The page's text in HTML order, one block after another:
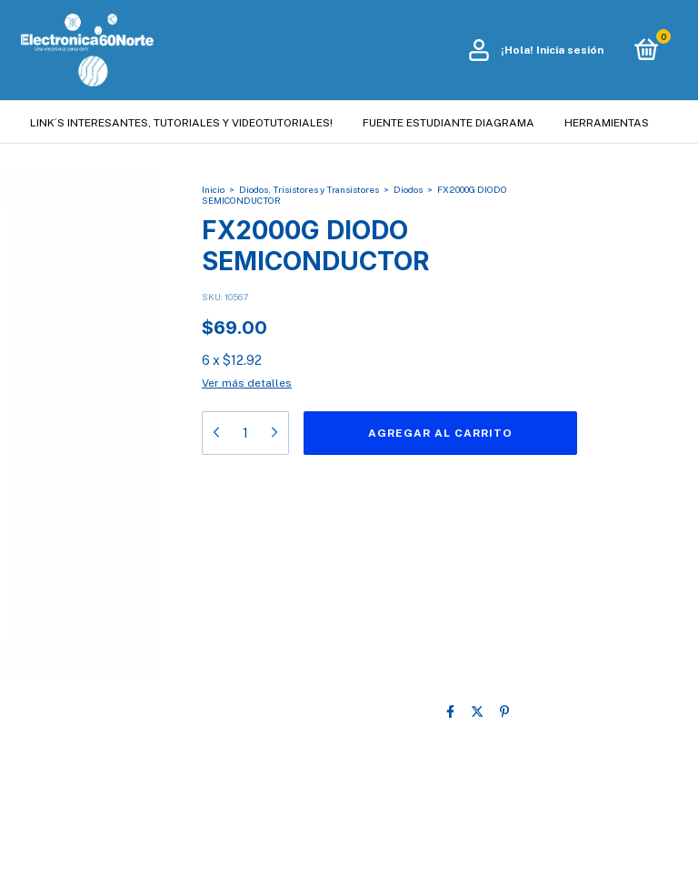
¡Hola! Inicia sesión
0
LINK´S INTERESANTES, TUTORIALES Y VIDEOTUTORIALES! FUENTE ESTUDIANTE DIAGRAMA HERRAMIENTAS
Inicio > Diodos, Trisistores y Transistores > Diodos > FX2000G DIODO
SEMICONDUCTOR
FX2000G DIODO
SEMICONDUCTOR
SKU: 10567
$69.00
6 x $12.92
Ver más detalles